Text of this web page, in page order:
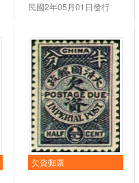
民國2年05月01日發行
欠資郵票